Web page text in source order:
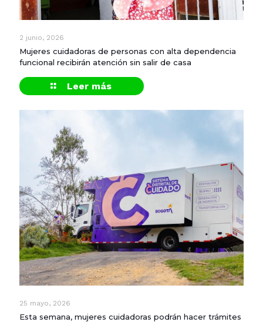
2 junio, 2026
Mujeres cuidadoras de personas con alta dependencia
funcional recibirán atención sin salir de casa
Leer más
25 mayo, 2026
Esta semana, mujeres cuidadoras podrán hacer trámites